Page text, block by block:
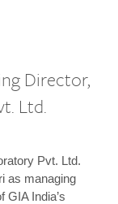
Director,
Ltd.
Pvt. Ltd.
as managing
GIA India’s